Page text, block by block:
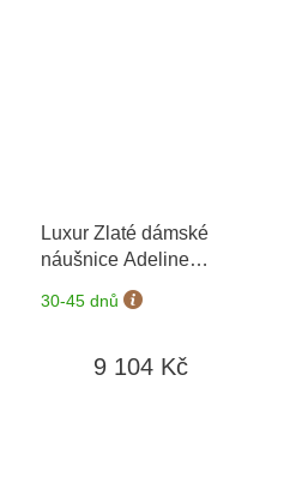
Luxur Zlaté dámské
náušnice Adeline
6680378-4-0-1
možnost výměny do 90
30-45 dnů
9 104 Kč